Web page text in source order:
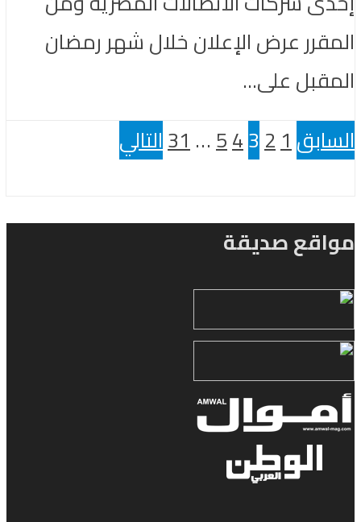
المقرر عرض الإعلان خلال شهر رمضان
المقبل على...
السابق1
2
3
4
5
…
31التالي
مواقع صديقة